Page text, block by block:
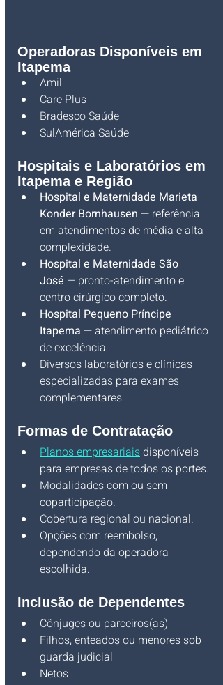
Operadoras Disponíveis em
Itapema
Amil
Care Plus
Bradesco Saúde
SulAmérica Saúde
Hospitais e Laboratórios em
Itapema e Região
Hospital e Maternidade Marieta
Konder Bornhausen — referência
em atendimentos de média e alta
complexidade.
Hospital e Maternidade São
José — pronto-atendimento e
centro cirúrgico completo.
Hospital Pequeno Príncipe
Itapema — atendimento pediátrico
de excelência.
Diversos laboratórios e clínicas
especializadas para exames
complementares.
Formas de Contratação
Planos empresariais disponíveis
para empresas de todos os portes.
Modalidades com ou sem
coparticipação.
Cobertura regional ou nacional.
Opções com reembolso,
dependendo da operadora
escolhida.
Inclusão de Dependentes
Cônjuges ou parceiros(as)
Filhos, enteados ou menores sob
guarda judicial
Netos